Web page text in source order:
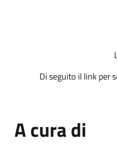
Di seguito il link per
A cura di